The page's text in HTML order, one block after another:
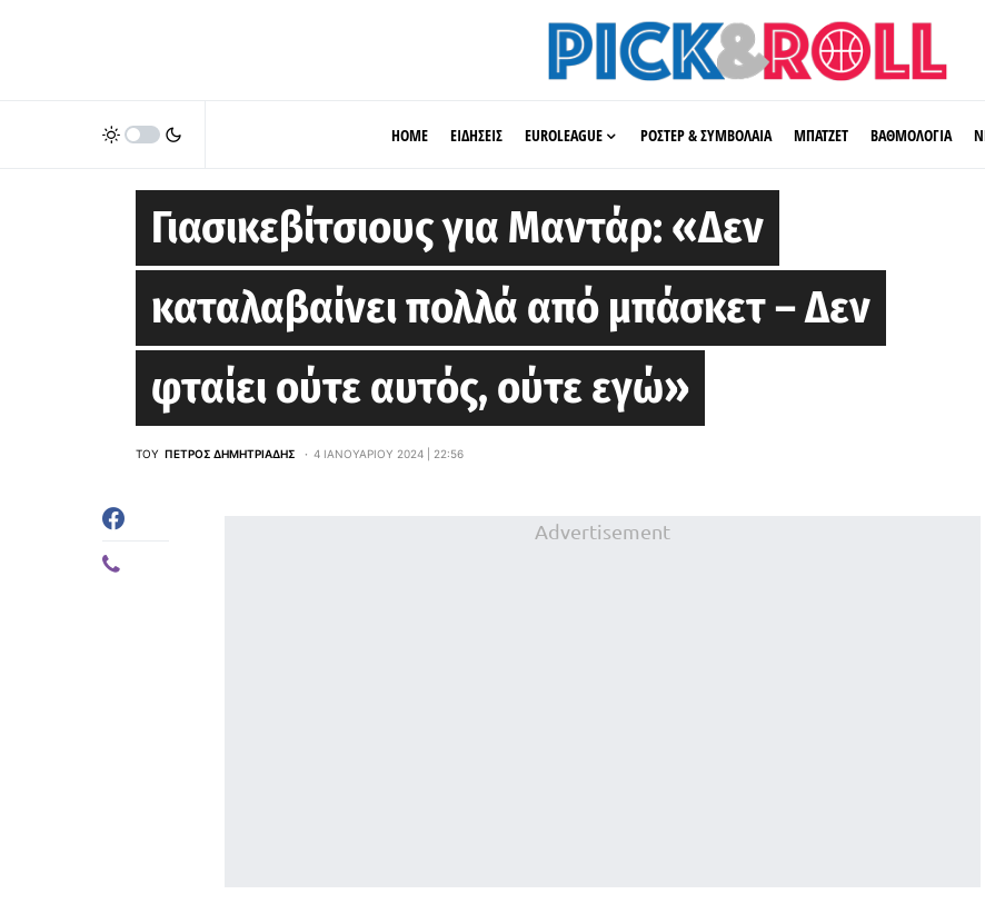
HOME ΕΙΔΗΣΕΙΣ EUROLEAGUE ΡΟΣΤΕΡ & ΣΥΜΒΟΛΑΙΑ ΜΠΑΤΖΕΤ ΒΑΘΜΟΛΟΓΙΑ
Γιασικεβίτσιους για Μαντάρ: «Δεν
καταλαβαίνει πολλά από μπάσκετ – Δεν
φταίει ούτε αυτός, ούτε εγώ»
ΤΟΥ ΠΈΤΡΟΣ ΔΗΜΗΤΡΙΆΔΗΣ 4 ΙΑΝΟΥΑΡΊΟΥ 2024 | 22:56
Advertisement